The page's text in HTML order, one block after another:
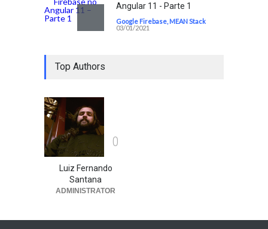
Angular 11 - Parte 1
Google Firebase, MEAN Stack
03/01/2021
Top Authors
0
Luiz Fernando
Santana
ADMINISTRATOR